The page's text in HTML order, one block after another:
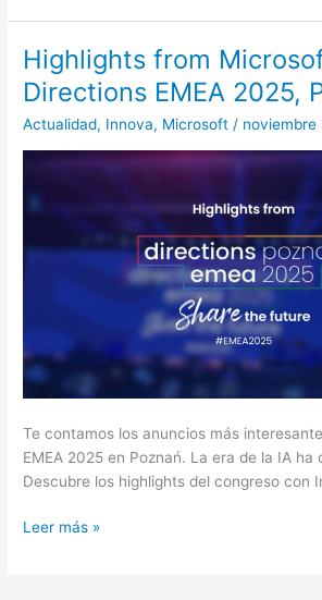
Highlights from
Directions EMEA 2025,
Actualidad, Innova, Microsoft / noviembre
Te contamos los anuncios más
EMEA 2025 en Poznań. La era de la IA ha
Descubre los highlights del congreso con
Highlights
from
Microsoft
Directions
EMEA
Poznań
Leer más »